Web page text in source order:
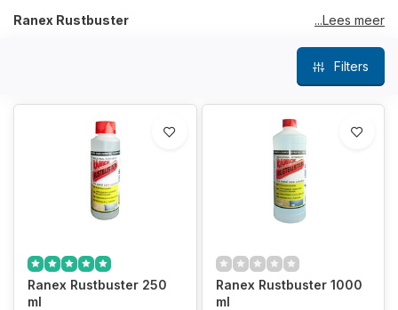
Ranex Rustbuster
Ranex Rustbuster is een industriële roest-, slijpsel-, en
kalkverwijderaar. Hiermee wordt roest, vliegroest,
verwijderd in 24 uur. De roest wordt tijdens het droogproces
volledig opgelost.
Ranex is ook te gebruiken op gelcoat, metaal, ijzer, staal, RVS
en chroom. Roestsporen etc. heven niet te worden
overgeschilderd, reinigen met een vochtige doek is
coating, lak, verf, polyester en rubber. Zwaar verroeste delen
kunnen na droging direct worden overgeschilderd (maximaal
na 6 weken).
...Lees meer
Filters
Ranex Rustbuster 250
ml
Ranex Rustbuster 1000
ml